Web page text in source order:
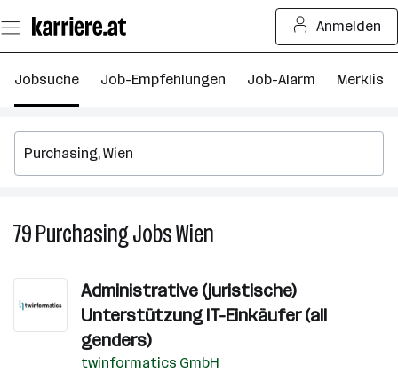
Seiteninhalt
springen
Anmelden
Jobsuche Job-Empfehlungen Job-Alarm Merkliste
79PurchasingJobsWien
in
Wien
Administrative (juristische)
Unterstützung IT-Einkäufer (all
genders)
twinformatics GmbH